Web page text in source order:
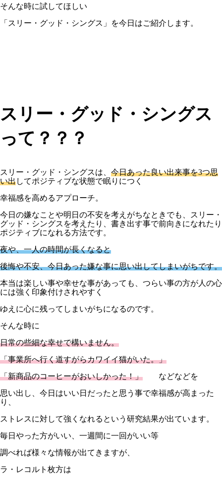
そんな時に試してほしい
「スリー・グッド・シングス」を今日はご紹介します。
スリー・グッド・シングス
って？？？
スリー・グッド・シングスは、 今日あった良い出来事を3つ思
い出してポジティブな状態で眠りにつく
幸福感を高めるアプローチ。
今日の嫌なことや明日の不安を考えがちなときでも、スリー・
グッド・シングスを考えたり、書き出す事で前向きになれたり
ポジティブになれる方法です。
夜や、一人の時間が長くなると
後悔や不安、今日あった嫌な事に思い出してしまいがちです。
本当は楽しい事や幸せな事があっても、つらい事の方が人の心
には強く印象付けされやすく
ゆえに心に残ってしまいがちになるのです。
そんな時に
日常の些細な幸せで構いません。
「事業所へ行く道すがらカワイイ猫がいた。」
「新商品のコーヒーがおいしかった！」 などなどを
思い出し、今日はいい日だったと思う事で幸福感が高まった
り、
ストレスに対して強くなれるという研究結果が出ています。
毎日やった方がいい、一週間に一回がいい等
調べれば様々な情報が出てきますが、
ラ・レコルト枚方は